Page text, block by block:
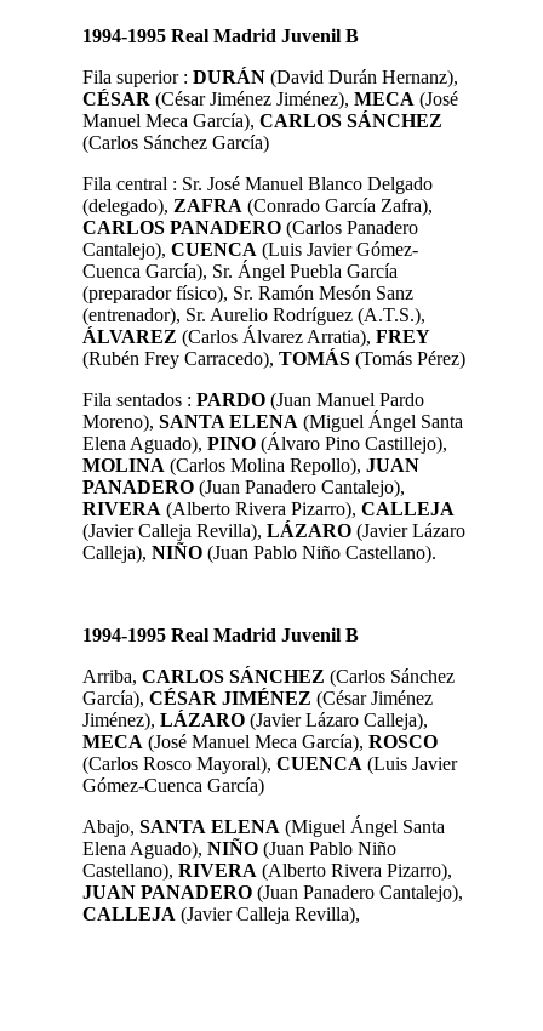
1994-1995 Real Madrid Juvenil B
Fila superior : DURÁN (David Durán Hernanz),
CÉSAR (César Jiménez Jiménez), MECA (José
Manuel Meca García), CARLOS SÁNCHEZ
(Carlos Sánchez García)
Fila central : Sr. José Manuel Blanco Delgado
(delegado), ZAFRA (Conrado García Zafra),
CARLOS PANADERO (Carlos Panadero
Cantalejo), CUENCA (Luis Javier Gómez-
Cuenca García), Sr. Ángel Puebla García
(preparador físico), Sr. Ramón Mesón Sanz
(entrenador), Sr. Aurelio Rodríguez (A.T.S.),
ÁLVAREZ (Carlos Álvarez Arratia), FREY
(Rubén Frey Carracedo), TOMÁS (Tomás Pérez)
Fila sentados : PARDO (Juan Manuel Pardo
Moreno), SANTA ELENA (Miguel Ángel Santa
Elena Aguado), PINO (Álvaro Pino Castillejo),
MOLINA (Carlos Molina Repollo), JUAN
PANADERO (Juan Panadero Cantalejo),
RIVERA (Alberto Rivera Pizarro), CALLEJA
(Javier Calleja Revilla), LÁZARO (Javier Lázaro
Calleja), NIÑO (Juan Pablo Niño Castellano).
1994-1995 Real Madrid Juvenil B
Arriba, CARLOS SÁNCHEZ (Carlos Sánchez
García), CÉSAR JIMÉNEZ (César Jiménez
Jiménez), LÁZARO (Javier Lázaro Calleja),
MECA (José Manuel Meca García), ROSCO
(Carlos Rosco Mayoral), CUENCA (Luis Javier
Gómez-Cuenca García)
Abajo, SANTA ELENA (Miguel Ángel Santa
Elena Aguado), NIÑO (Juan Pablo Niño
Castellano), RIVERA (Alberto Rivera Pizarro),
JUAN PANADERO (Juan Panadero Cantalejo),
CALLEJA (Javier Calleja Revilla),